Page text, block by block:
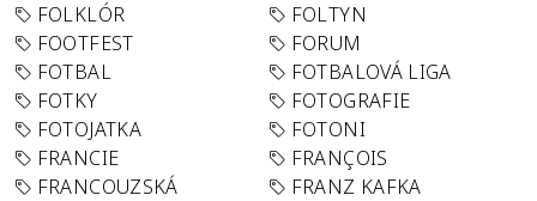
FOLKLÓR
FOLTYN
FOOTFEST
FORUM
FOTBAL
FOTBALOVÁ LIGA
FOTKY
FOTOGRAFIE
FOTOJATKA
FOTONI
FRANCIE
FRANÇOIS
FRANCOUZSKÁ
FRANZ KAFKA